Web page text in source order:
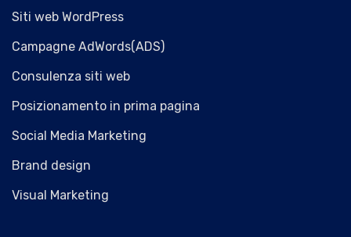
Siti web WordPress
Campagne AdWords(ADS)
Consulenza siti web
Posizionamento in prima pagina
Social Media Marketing
Brand design
Visual Marketing